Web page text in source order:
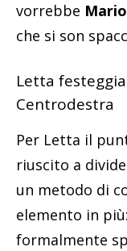
vorrebbe
che si son
Letta
Centrodestra
Per Letta il
riuscito a
un metodo di
elemento in
formalmente